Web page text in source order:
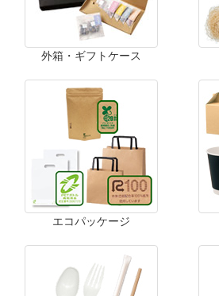
外箱・ギフトケース
エコパッケージ